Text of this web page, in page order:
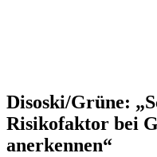
Disoski/Grüne:
Risikofaktor bei
anerkennen“